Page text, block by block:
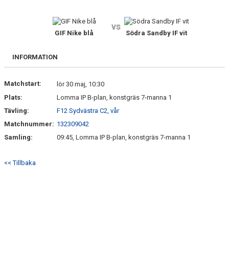
DOKUMENT
GIF Nike blå
vs
Södra Sandby IF vit
INFORMATION
Matchstart:
lör 30 maj, 10:30
Plats:
Lomma IP B-plan, konstgräs 7-manna 1
Tävling:
F12 Sydvästra C2, vår
Matchnummer: 132309042
Samling:
09:45, Lomma IP B-plan, konstgräs 7-manna 1
<< Tillbaka